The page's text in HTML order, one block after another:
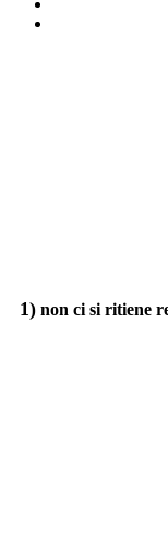
1) non ci si ritiene